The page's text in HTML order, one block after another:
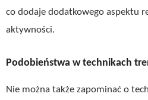
co dodaje dodatkowego aspektu
aktywności.
Podobieństwa w technikach
Nie można także zapominać o